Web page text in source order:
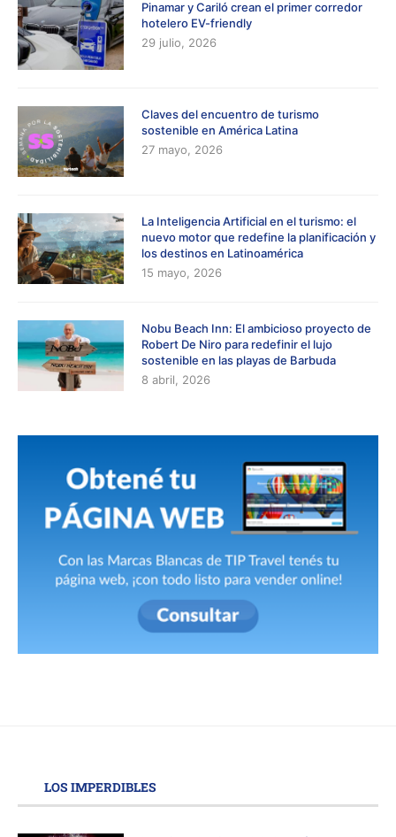
Pinamar y Cariló crean el primer corredor
hotelero EV-friendly
29 julio, 2026
Claves del encuentro de turismo
sostenible en América Latina
27 mayo, 2026
La Inteligencia Artificial en el turismo: el
nuevo motor que redefine la planificación y
los destinos en Latinoamérica
15 mayo, 2026
Nobu Beach Inn: El ambicioso proyecto de
Robert De Niro para redefinir el lujo
sostenible en las playas de Barbuda
8 abril, 2026
LOS IMPERDIBLES